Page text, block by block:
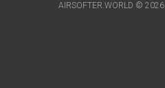
AIRSOFTER.WORLD © 2026